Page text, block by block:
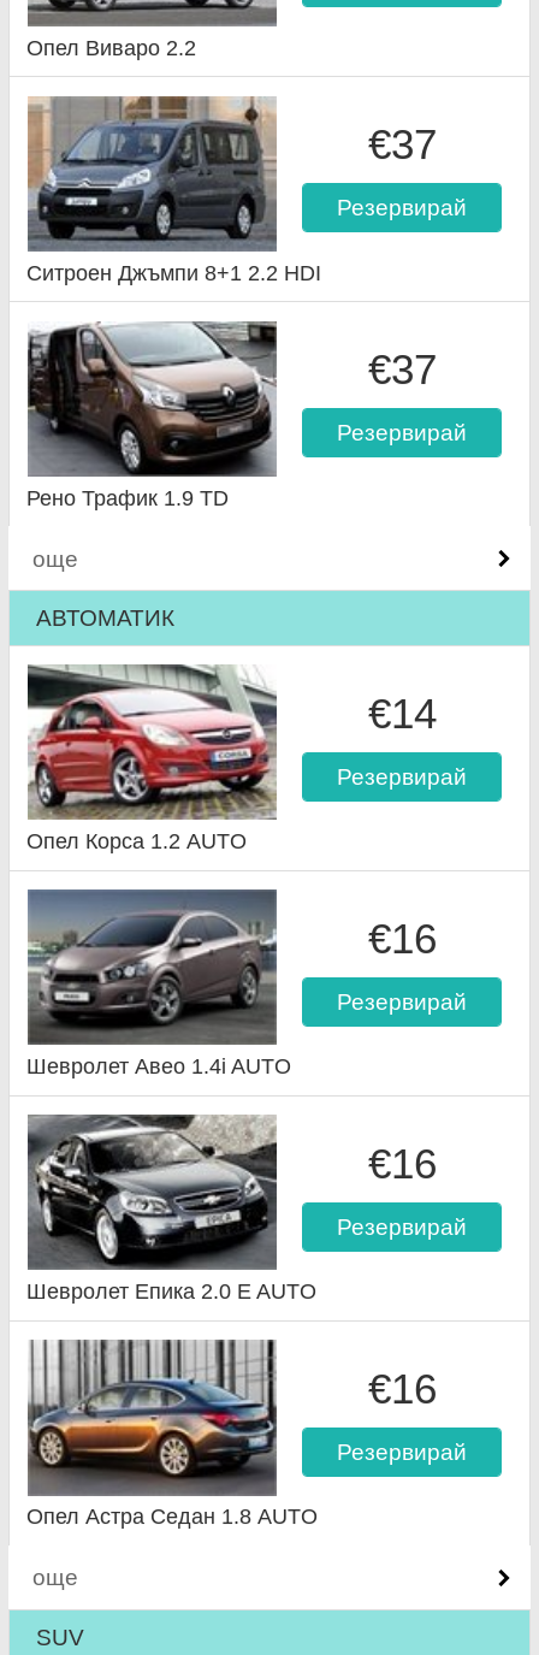
Опел Виваро 2.2
€37
Резервирай
Ситроен Джъмпи 8+1 2.2 HDI
€37
Резервирай
Рено Трафик 1.9 TD
още
АВТОМАТИК
€14
Резервирай
Опел Корса 1.2 AUTO
€16
Резервирай
Шевролет Авео 1.4i AUTO
€16
Резервирай
Шевролет Епика 2.0 E AUTO
€16
Резервирай
Опел Астра Седан 1.8 AUTO
още
SUV